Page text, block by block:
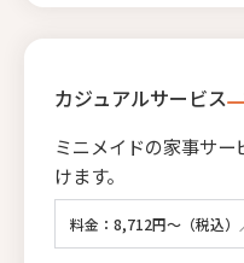
カジュアルサービス
ミニメイドの家事サ
けます。
料金：8,712円～（税込）